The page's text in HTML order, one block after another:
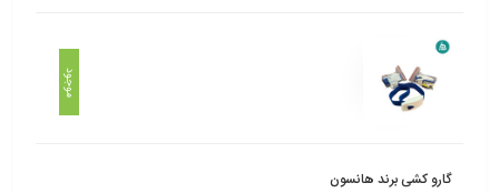
موجود
گارو کشی برند هانسون